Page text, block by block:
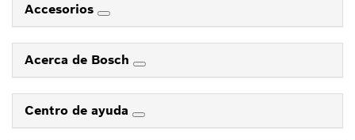
Accesorios
Acerca de Bosch
Centro de ayuda